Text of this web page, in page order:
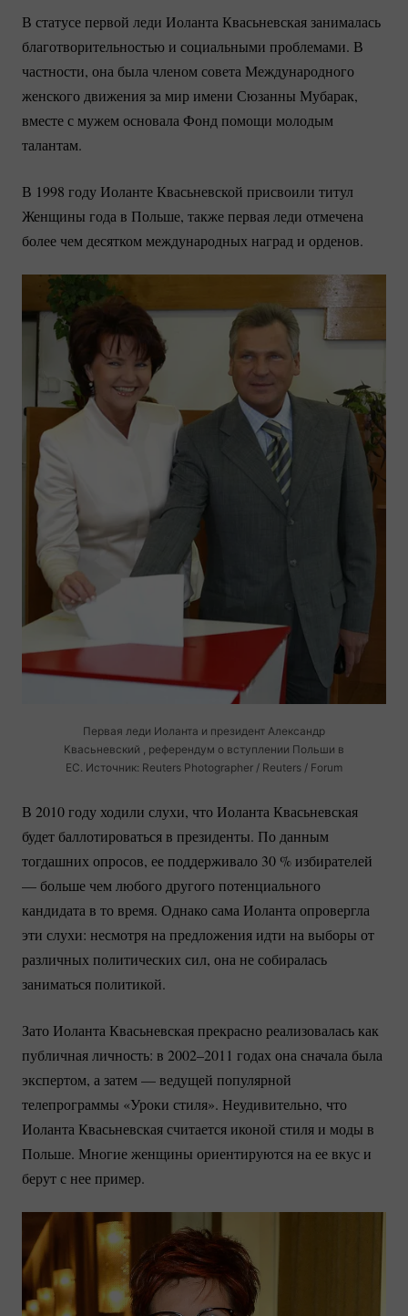
В статусе первой леди Иоланта Квасьневская занималась
благотворительностью и социальными проблемами. В
частности, она была членом совета Международного
женского движения за мир имени Сюзанны Мубарак,
вместе с мужем основала Фонд помощи молодым
талантам.
В 1998 году Иоланте Квасьневской присвоили титул
Женщины года в Польше, также первая леди отмечена
более чем десятком международных наград и орденов.
Первая леди Иоланта и президент Александр
Квасьневский , референдум о вступлении Польши в
ЕС. Источник: Reuters Photographer / Reuters / Forum
В 2010 году ходили слухи, что Иоланта Квасьневская
будет баллотироваться в президенты. По данным
тогдашних опросов, ее поддерживало 30 %избирателей
— больше чем любого другого потенциального
кандидата в то время. Однако сама Иоланта опровергла
эти слухи: несмотря на предложения идти на выборы от
различных политических сил, она не собиралась
заниматься политикой.
Зато Иоланта Квасьневская прекрасно реализовалась как
публичная личность: в 2002–2011 годах она сначала была
экспертом, а затем — ведущей популярной
телепрограммы «Уроки стиля». Неудивительно, что
Иоланта Квасьневская считается иконой стиля и моды в
Польше. Многие женщины ориентируются на ее вкус и
берут с нее пример.